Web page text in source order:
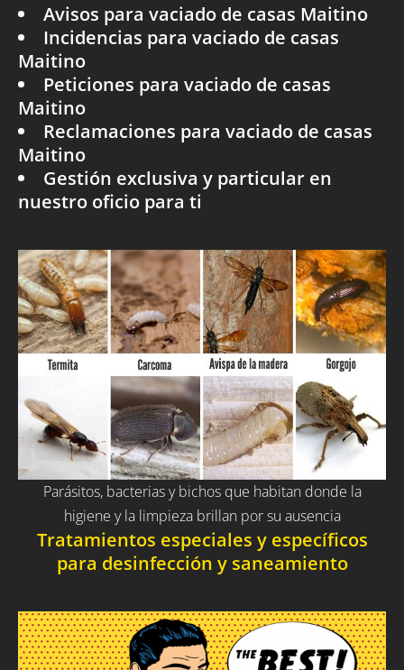
Avisos para vaciado de casas Maitino
Incidencias para vaciado de casas
Maitino
Peticiones para vaciado de casas
Maitino
Reclamaciones para vaciado de casas
Maitino
Gestión exclusiva y particular en
nuestro oficio para ti
Parásitos, bacterias y bichos que habitan donde la
higiene y la limpieza brillan por su ausencia
Tratamientos especiales y específicos
para desinfección y saneamiento